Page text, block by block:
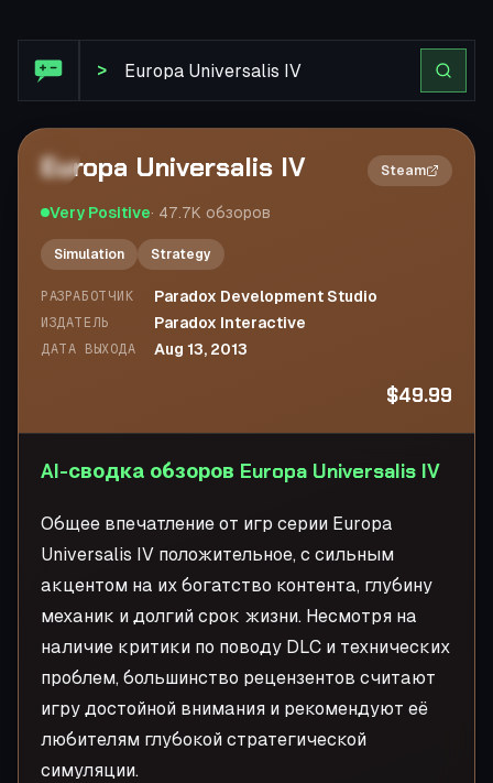
>
2×
Europa Universalis IV Steam
Very Positive· 47.7K обзоров
Simulation Strategy
РАЗРАБОТЧИК Paradox Development Studio
ИЗДАТЕЛЬ Paradox Interactive
ДАТА ВЫХОДА Aug 13, 2013
$49.99
AI-сводка обзоров Europa Universalis IV
Общее впечатление от игр серии Europa
Universalis IV положительное, с сильным
акцентом на их богатство контента, глубину
механик и долгий срок жизни. Несмотря на
наличие критики по поводу DLC и технических
проблем, большинство рецензентов считают
игру достойной внимания и рекомендуют её
любителям глубокой стратегической
симуляции.